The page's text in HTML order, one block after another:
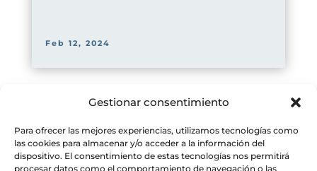
Gestionar consentimiento
Para ofrecer las mejores experiencias, utilizamos tecnologías como
las cookies para almacenar y/o acceder a la información del
dispositivo. El consentimiento de estas tecnologías nos permitirá
procesar datos como el comportamiento de navegación o las
Feb 12, 2024